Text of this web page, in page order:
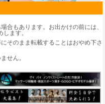
合もあります。お出かけの前には、
ます。
そのまま転載することはおやめ下さ
せん。